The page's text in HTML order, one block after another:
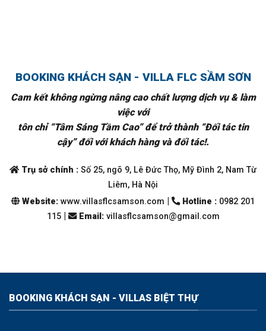
BOOKING KHÁCH SẠN - VILLA FLC SẦM SƠN
Cam kết không ngừng nâng cao chất lượng dịch vụ & làm
việc với
tôn chỉ “Tâm Sáng Tầm Cao” để trở thành “Đối tác tin
cậy” đối với khách hàng và đối tác!.
Trụ sở chính : Số 25, ngõ 9, Lê Đức Thọ, Mỹ Đình 2, Nam Từ
Liêm, Hà Nội
Website: www.villasflcsamson.com | Hotline : 0982 201
115 | Email :villasflcsamson@gmail.com
BOOKING KHÁCH SẠN - VILLAS BIỆT THỰ